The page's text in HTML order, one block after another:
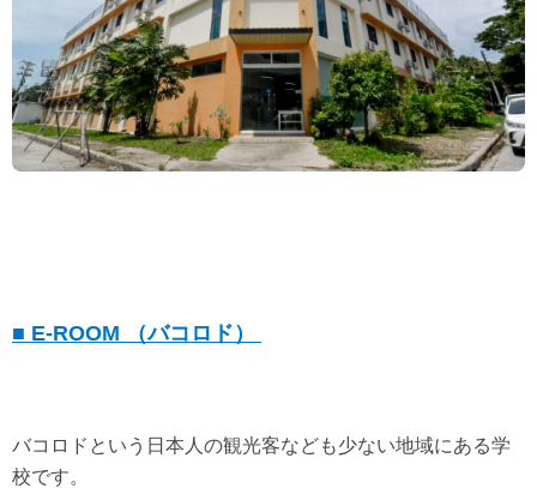
■ E-ROOM （バコロド）
バコロドという日本人の観光客なども少ない地域にある学
校です。